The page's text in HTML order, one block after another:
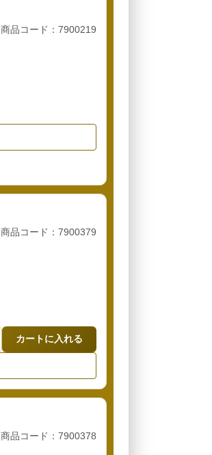
商品コード：7900219
商品コード：7900379
カートに入れる
商品コード：7900378